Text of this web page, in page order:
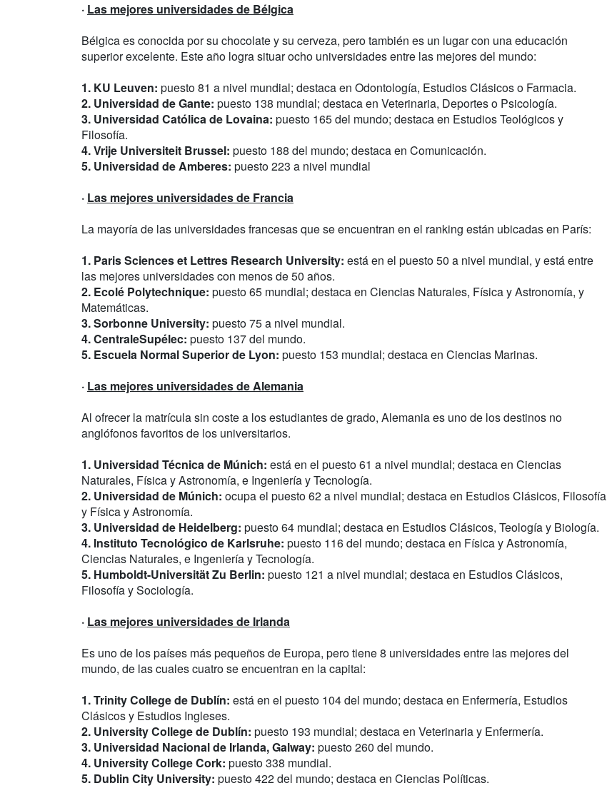
· Las mejores universidades de Bélgica
Bélgica es conocida por su chocolate y su cerveza, pero también es un lugar con una educación
superior excelente. Este año logra situar ocho universidades entre las mejores del mundo:
1. KU Leuven: puesto 81 a nivel mundial; destaca en Odontología, Estudios Clásicos o Farmacia.
2. Universidad de Gante: puesto 138 mundial; destaca en Veterinaria, Deportes o Psicología.
3. Universidad Católica de Lovaina: puesto 165 del mundo; destaca en Estudios Teológicos y
Filosofía.
4. Vrije Universiteit Brussel: puesto 188 del mundo; destaca en Comunicación.
5. Universidad de Amberes: puesto 223 a nivel mundial
· Las mejores universidades de Francia
La mayoría de las universidades francesas que se encuentran en el ranking están ubicadas en París:
1. Paris Sciences et Lettres Research University: está en el puesto 50 a nivel mundial, y está entre
las mejores universidades con menos de 50 años.
2. Ecolé Polytechnique: puesto 65 mundial; destaca en Ciencias Naturales, Física y Astronomía, y
Matemáticas.
3. Sorbonne University: puesto 75 a nivel mundial.
4. CentraleSupélec: puesto 137 del mundo.
5. Escuela Normal Superior de Lyon: puesto 153 mundial; destaca en Ciencias Marinas.
· Las mejores universidades de Alemania
Al ofrecer la matrícula sin coste a los estudiantes de grado, Alemania es uno de los destinos no
anglófonos favoritos de los universitarios.
1. Universidad Técnica de Múnich: está en el puesto 61 a nivel mundial; destaca en Ciencias
Naturales, Física y Astronomía, e Ingeniería y Tecnología.
2. Universidad de Múnich: ocupa el puesto 62 a nivel mundial; destaca en Estudios Clásicos, Filosofía
y Física y Astronomía.
3. Universidad de Heidelberg: puesto 64 mundial; destaca en Estudios Clásicos, Teología y Biología.
4. Instituto Tecnológico de Karlsruhe: puesto 116 del mundo; destaca en Física y Astronomía,
Ciencias Naturales, e Ingeniería y Tecnología.
5. Humboldt-Universität Zu Berlin: puesto 121 a nivel mundial; destaca en Estudios Clásicos,
Filosofía y Sociología.
· Las mejores universidades de Irlanda
Es uno de los países más pequeños de Europa, pero tiene 8 universidades entre las mejores del
mundo, de las cuales cuatro se encuentran en la capital:
1. Trinity College de Dublín: está en el puesto 104 del mundo; destaca en Enfermería, Estudios
Clásicos y Estudios Ingleses.
2. University College de Dublín: puesto 193 mundial; destaca en Veterinaria y Enfermería.
3. Universidad Nacional de Irlanda, Galway: puesto 260 del mundo.
4. University College Cork: puesto 338 mundial.
5. Dublin City University: puesto 422 del mundo; destaca en Ciencias Políticas.